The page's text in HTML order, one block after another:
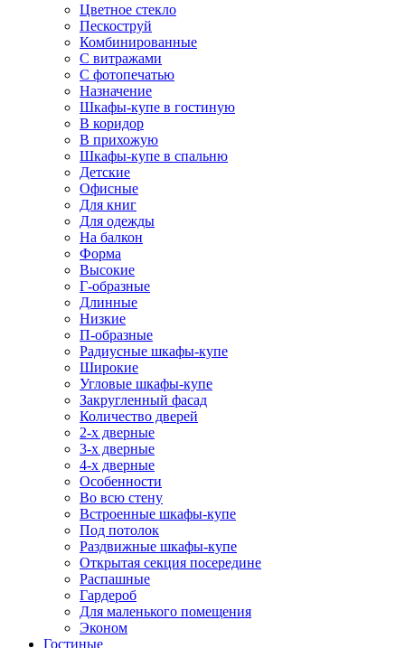
Цветное стекло
Пескоструй
Комбинированные
С витражами
С фотопечатью
Назначение
Шкафы-купе в гостиную
В коридор
В прихожую
Шкафы-купе в спальню
Детские
Офисные
Для книг
Для одежды
На балкон
Форма
Высокие
Г-образные
Длинные
Низкие
П-образные
Радиусные шкафы-купе
Широкие
Угловые шкафы-купе
Закругленный фасад
Количество дверей
2-х дверные
3-х дверные
4-х дверные
Особенности
Во всю стену
Встроенные шкафы-купе
Под потолок
Раздвижные шкафы-купе
Открытая секция посередине
Распашные
Гардероб
Для маленького помещения
Эконом
Гостиные